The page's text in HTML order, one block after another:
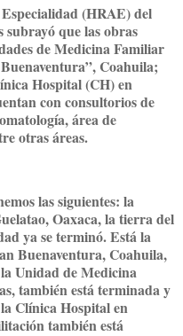
(HRAE) del
que las obras
de Medicina Familiar
Coahuila;
Hospital (CH) en
con consultorios de
área de
otras áreas.
las siguientes: la
Oaxaca, la tierra del
ya se terminó. Está la
Buenaventura, Coahuila,
Unidad de Medicina
también está terminada y
Clínica Hospital en
también está